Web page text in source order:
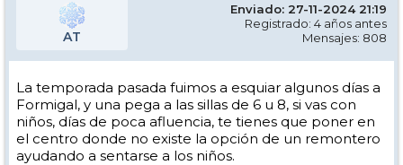
AT
Enviado: 27-11-2024 21:19
Registrado: 4 años antes
Mensajes: 808
La temporada pasada fuimos a esquiar algunos días a
Formigal, y una pega a las sillas de 6 u 8, si vas con
niños, días de poca afluencia, te tienes que poner en
el centro donde no existe la opción de un remontero
ayudando a sentarse a los niños.